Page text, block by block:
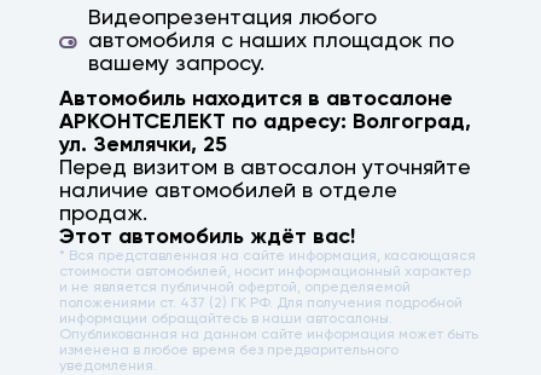
Видеопрезентация любого
автомобиля с наших площадок по
вашему запросу.
Автомобиль находится в автосалоне
АРКОНТСЕЛЕКТ по адресу: Волгоград,
ул. Землячки, 25
Перед визитом в автосалон уточняйте
наличие автомобилей в отделе
продаж.
Этот автомобиль ждёт вас!
* Вся представленная на сайте информация, касающаяся
стоимости автомобилей, носит информационный характер
и не является публичной офертой, определяемой
положениями ст. 437 (2) ГК РФ. Для получения подробной
информации обращайтесь в наши автосалоны.
Опубликованная на данном сайте информация может быть
изменена в любое время без предварительного
уведомления.